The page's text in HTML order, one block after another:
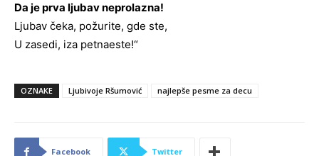
Da je prva ljubav neprolazna!
Ljubav čeka, požurite, gde ste,
U zasedi, iza petnaeste!“
OZNAKE Ljubivoje Ršumović najlepše pesme za decu
Facebook Twitter